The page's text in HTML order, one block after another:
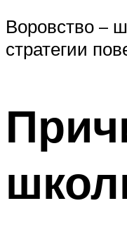
Воровство –
стратегии